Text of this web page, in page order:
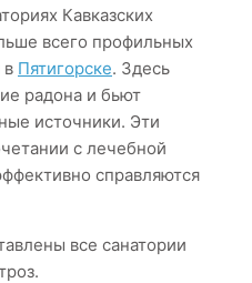
Кавказских
всего профильных
в Пятигорске. Здесь
радона и бьют
источники. Эти
с лечебной
справляются
все санатории